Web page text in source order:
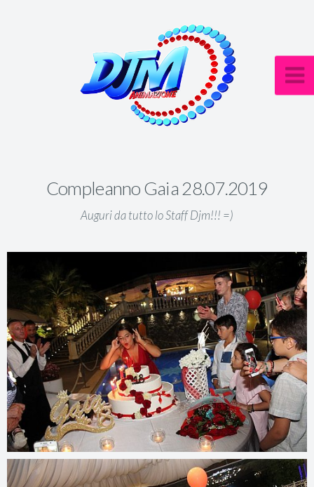
Compleanno Gaia 28.07.2019
Auguri da tutto lo Staff Djm!!! =)